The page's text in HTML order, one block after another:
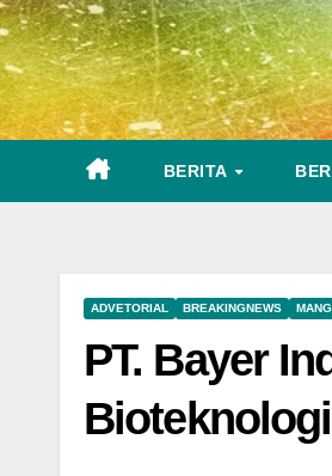
BERITA
ADVETORIAL BREAKINGNEWS
PT. Bayer